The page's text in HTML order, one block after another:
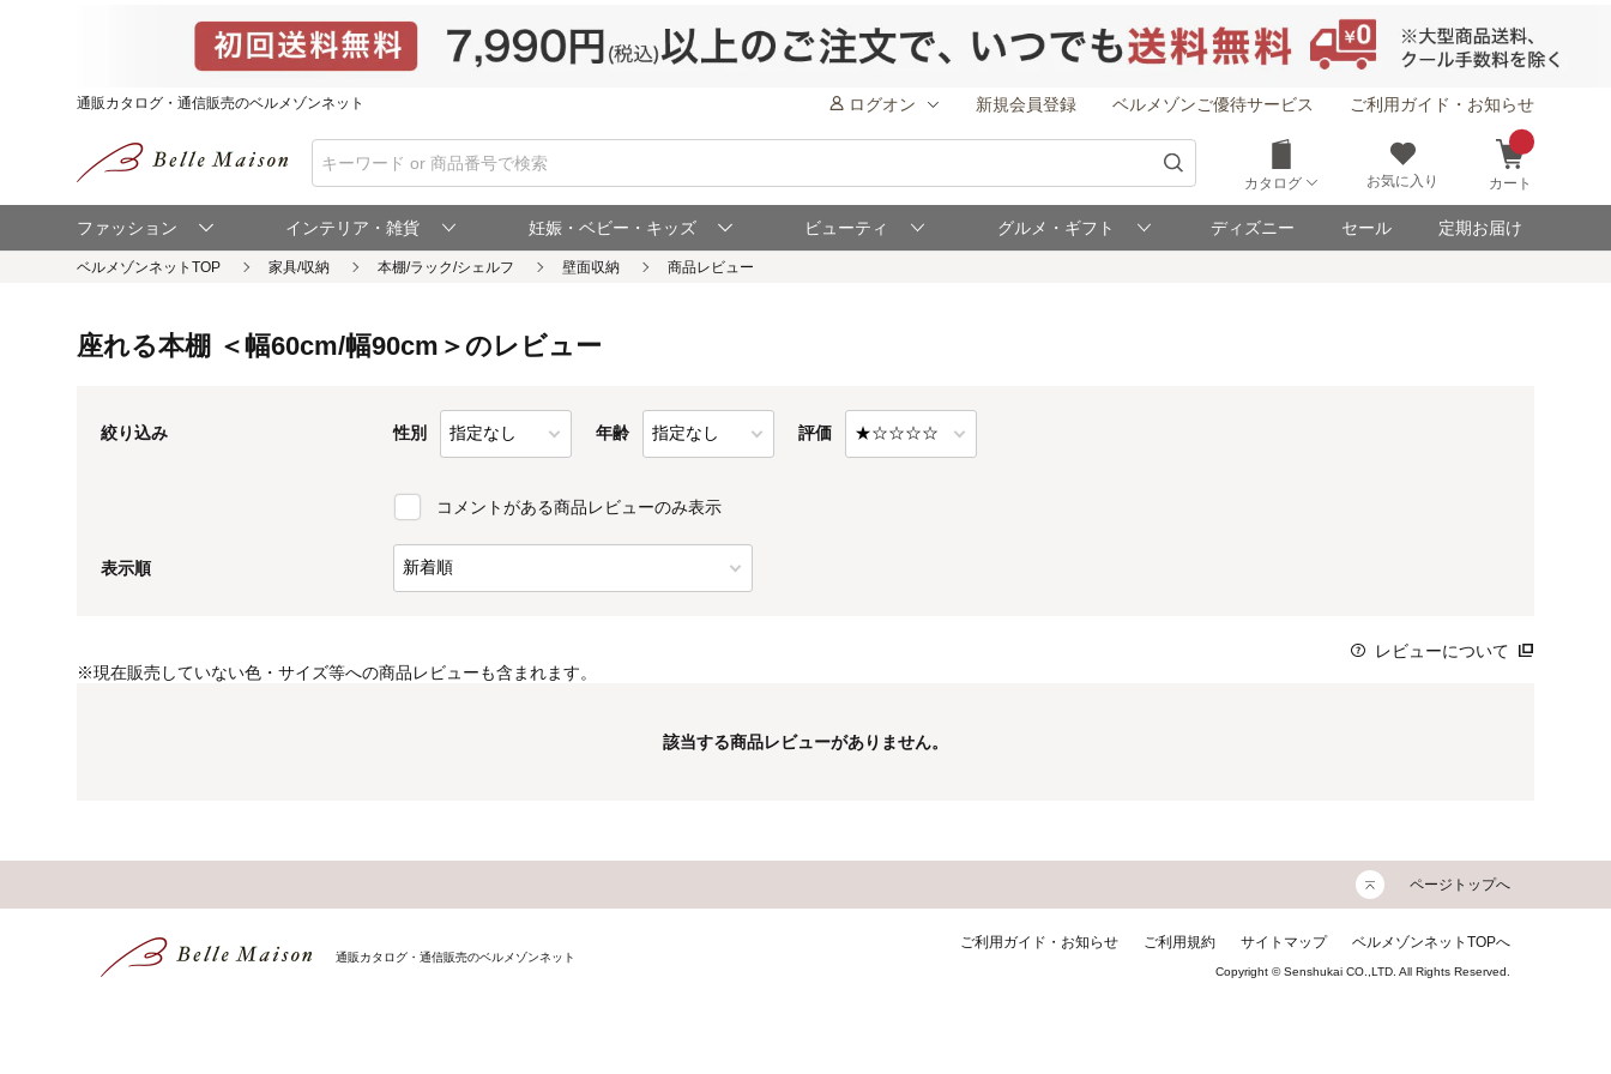
通販カタログ・通信販売のベルメゾンネット ログオン 新規会員登録 ベルメゾンご優待サービス ご利用ガイド・お知らせ
カタログ お気に入り カート
ファッション インテリア・雑貨 妊娠・ベビー・キッズ ビューティ グルメ・ギフト ディズニー セール 定期お届け
ベルメゾンネットTOP
座れる本棚 ＜幅60cm/幅90cm＞のレビュー
絞り込み 性別 年齢 評価
コメントがある商品レビューのみ表示
表示順
レビューについて
※現在販売していない色・サイズ等への商品レビューも含まれます。
該当する商品レビューがありません。
ページトップへ
通販カタログ・通信販売のベルメゾンネット
ご利用ガイド・お知らせ ご利用規約 サイトマップ ベルメゾンネットTOPへ
Copyright © Senshukai CO.,LTD. All Rights Reserved.